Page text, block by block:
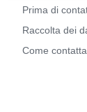
Prima di
Raccolta dei
Come